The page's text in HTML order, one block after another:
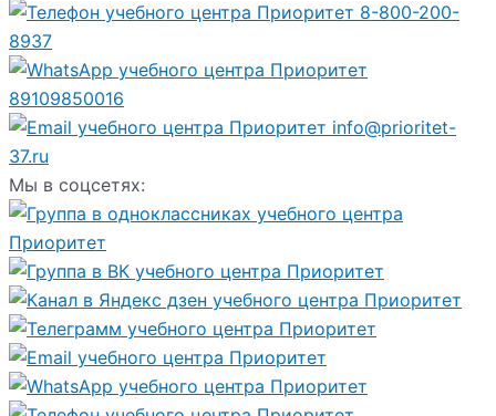
8-800-200-
8937
89109850016
info@prioritet-
37.ru
Мы в соцсетях: